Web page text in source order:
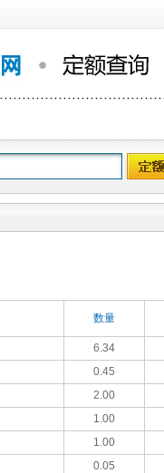
数量
6.34
0.45
2.00
1.00
1.00
0.05